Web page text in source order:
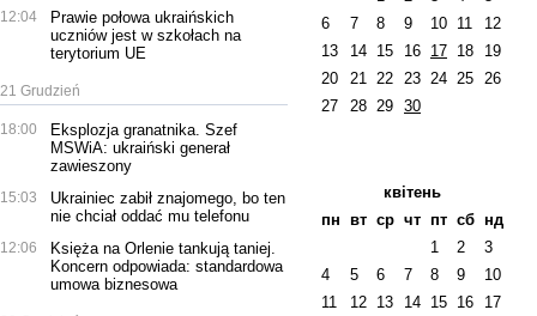
12:04
Prawie połowa ukraińskich
uczniów jest w szkołach na
terytorium UE
21 Grudzień
18:00
Eksplozja granatnika. Szef
MSWiA: ukraiński generał
zawieszony
15:03
Ukrainiec zabił znajomego, bo ten
nie chciał oddać mu telefonu
12:06
Księża na Orlenie tankują taniej.
Koncern odpowiada: standardowa
umowa biznesowa
6
7 8 9 10 11
12
13
14 15 16 17 18
19
20
21 22 23 24 25 26
27
28 29 30
квітень
пн вт ср чт пт сб нд
1
2
3
4
5 6 7 8 9
10
11
12 13 14 15 16
17